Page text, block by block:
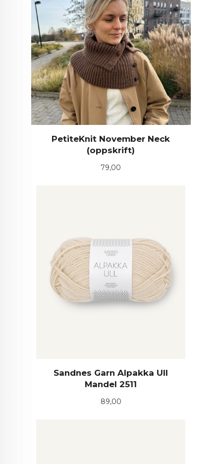
PetiteKnit November Neck
(oppskrift)
Pris
79,00
Sandnes Garn Alpakka Ull
Mandel 2511
Pris
89,00